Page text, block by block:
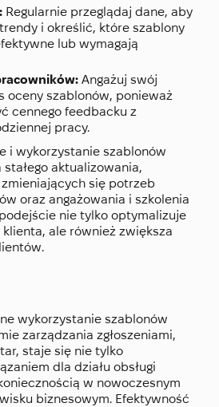
Regularnie przeglądaj dane, aby
i określić, które szablony
lub wymagają
Angażuj swój
oceny szablonów, ponieważ
cennego feedbacku z
pracy.
i wykorzystanie szablonów
aktualizowania,
się potrzeb
oraz angażowania i szkolenia
nie tylko optymalizuje
klienta, ale również zwiększa
wykorzystanie szablonów
zarządzania zgłoszeniami,
staje się nie tylko
dla działu obsługi
w nowoczesnym
biznesowym. Efektywność